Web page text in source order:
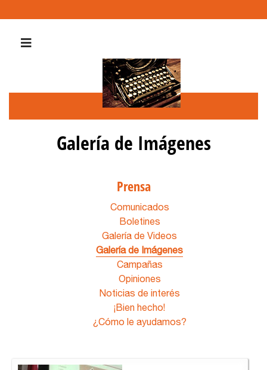
Galería de Imágenes
Prensa
Comunicados
Boletines
Galería de Videos
Galería de Imágenes
Campañas
Opiniones
Noticias de interés
¡Bien hecho!
¿Cómo le ayudamos?